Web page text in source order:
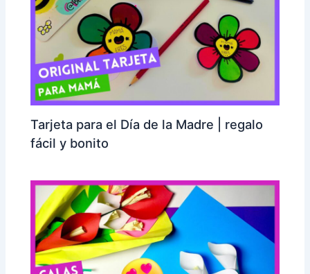
Tarjeta para el Día de la Madre | regalo
fácil y bonito